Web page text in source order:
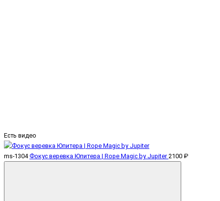
Есть видео
ms-1304 Фокус веревка Юпитера | Rope Magic by Jupiter 2100 ₽